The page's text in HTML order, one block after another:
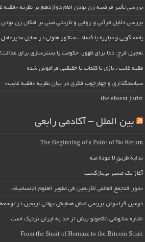
بررسی تأثیر فرضیه زن بودن امام دوازدهم بر نظریه «فقیه
بررسی دلایل قرآنی و روایی و تاریخی مبنی بر امکان زن
پاسخگویی و مبارزه با فساد ، سناتور هاولی در مقابل
تعجیل فرج: دعا برای ظهور، حکومت یا بسترسازی برای
فقیه غایب ، بازی با کلمات یا حقیقتی فراموش شده
سیاستگذاری و چهارچوب فکری در بیان نظریه «فقیه غایب»
the absent jurist
بین الملل – آکادمی رابعی
The Beginning of a Point of No Return
بداية طريقٍ لا عودة منه
آغاز یک مسیر بی‌بازگشت
«دور التجمع العالمي للأربعين في تطوير العلوم الإنسانية».
دومین فراخوان بررسی نقش همایش جهانی اربعین در توسعه
اشاره ساتوشی ناکاموتو بیش از حد به ایران نزدیک است
From the Strait of Hormuz to the Bitcoin Strait